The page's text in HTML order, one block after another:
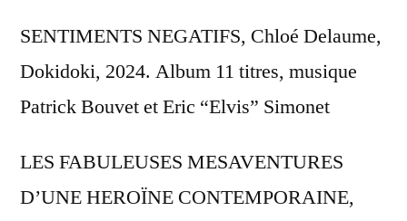
SENTIMENTS NEGATIFS, Chloé Delaume,
Dokidoki, 2024. Album 11 titres, musique
Patrick Bouvet et Eric “Elvis” Simonet
LES FABULEUSES MESAVENTURES
D’UNE HEROÏNE CONTEMPORAINE,